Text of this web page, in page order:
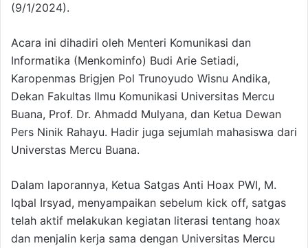
(9/1/2024).
Acara ini dihadiri oleh Menteri Komunikasi dan
Informatika (Menkominfo) Budi Arie Setiadi,
Karopenmas Brigjen Pol Trunoyudo Wisnu Andika,
Dekan Fakultas Ilmu Komunikasi Universitas Mercu
Buana, Prof. Dr. Ahmadd Mulyana, dan Ketua Dewan
Pers Ninik Rahayu. Hadir juga sejumlah mahasiswa dari
Universtas Mercu Buana.
Dalam laporannya, Ketua Satgas Anti Hoax PWI, M.
Iqbal Irsyad, menyampaikan sebelum kick off, satgas
telah aktif melakukan kegiatan literasi tentang hoax
dan menjalin kerja sama dengan Universitas Mercu